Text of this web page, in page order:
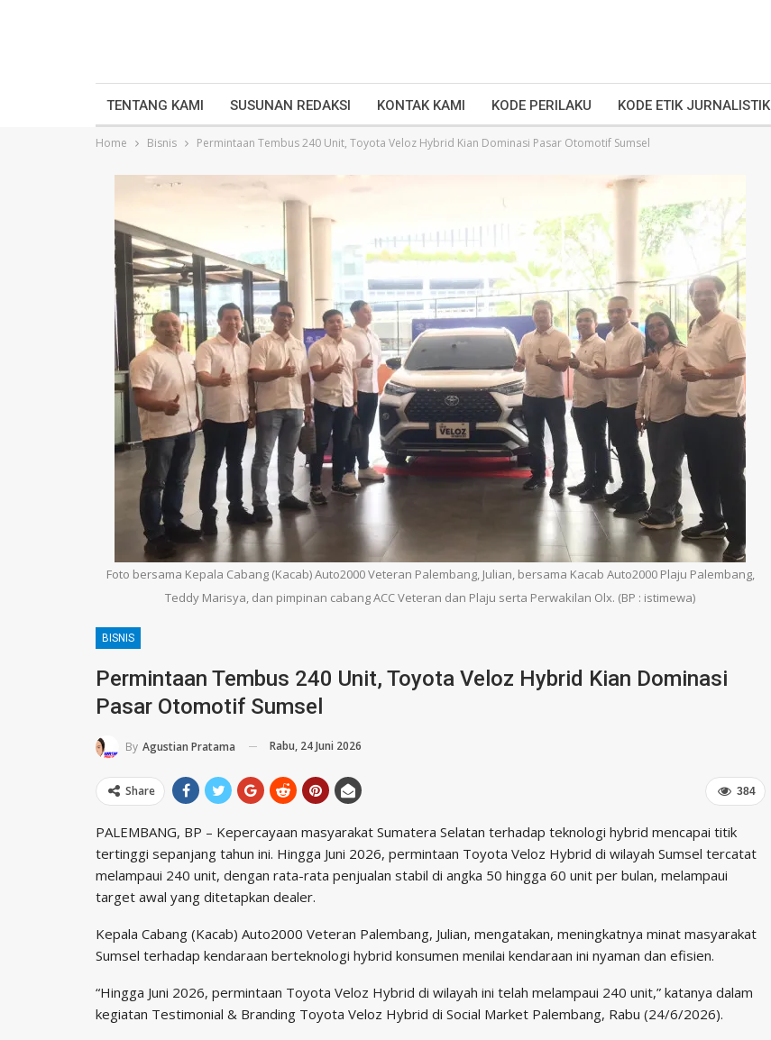
TENTANG KAMI SUSUNAN REDAKSI KONTAK KAMI KODE PERILAKU KODE ETIK JURNALISTIK
Home Bisnis Permintaan Tembus 240 Unit, Toyota Veloz Hybrid Kian Dominasi Pasar Otomotif Sumsel
Foto bersama Kepala Cabang (Kacab) Auto2000 Veteran Palembang, Julian, bersama Kacab Auto2000 Plaju Palembang,
Teddy Marisya, dan pimpinan cabang ACC Veteran dan Plaju serta Perwakilan Olx. (BP : istimewa)
BISNIS
Permintaan Tembus 240 Unit, Toyota Veloz Hybrid Kian Dominasi
Pasar Otomotif Sumsel
By Agustian Pratama Rabu, 24 Juni 2026
384
Share
PALEMBANG, BP – Kepercayaan masyarakat Sumatera Selatan terhadap teknologi hybrid mencapai titik
tertinggi sepanjang tahun ini. Hingga Juni 2026, permintaan Toyota Veloz Hybrid di wilayah Sumsel tercatat
melampaui 240 unit, dengan rata-rata penjualan stabil di angka 50 hingga 60 unit per bulan, melampaui
target awal yang ditetapkan dealer.
Kepala Cabang (Kacab) Auto2000 Veteran Palembang, Julian, mengatakan, meningkatnya minat masyarakat
Sumsel terhadap kendaraan berteknologi hybrid konsumen menilai kendaraan ini nyaman dan efisien.
“Hingga Juni 2026, permintaan Toyota Veloz Hybrid di wilayah ini telah melampaui 240 unit,” katanya dalam
kegiatan Testimonial & Branding Toyota Veloz Hybrid di Social Market Palembang, Rabu (24/6/2026).